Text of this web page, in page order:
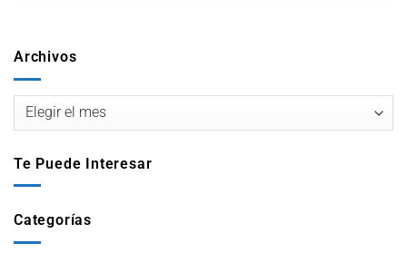
Archivos
Te Puede Interesar
Categorías